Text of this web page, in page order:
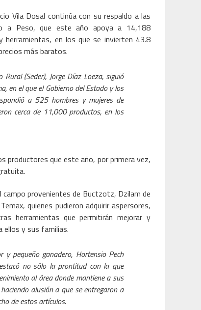
Vila Dosal continúa con su respaldo a las
a Peso, que este año apoya a 14,188
en los que se invierten 43.8
más baratos.
(Seder), Jorge Díaz Loeza, siguió
en el que el Gobierno del Estado y los
a 525 hombres y mujeres de
cerca de 11,000 productos, en los
productores que este año, por primera vez,
campo provenientes de Buctzotz, Dzilam de
quienes pudieron adquirir aspersores,
herramientas que permitirán mejorar y
ellos y sus familias.
y pequeño ganadero, Hortensio Pech
no sólo la prontitud con la que
al área donde mantiene a sus
alusión a que se entregaron a
de estos artículos.